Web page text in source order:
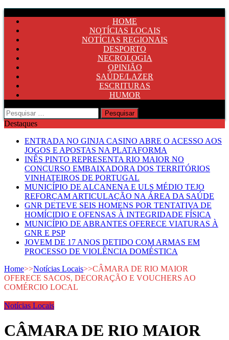
HOME
NOTÍCIAS LOCAIS
NOTÍCIAS REGIONAIS
DESPORTO
NECROLOGIA
OPINIÃO
SAÚDE/LAZER
ESCRITURAS
HUMOR
Pesquisar
por:
Destaques
ENTRADA NO GINJA CASINO ABRE O ACESSO AOS
JOGOS E APOSTAS NA PLATAFORMA
INÊS PINTO REPRESENTA RIO MAIOR NO
CONCURSO EMBAIXADORA DOS TERRITÓRIOS
VINHATEIROS DE PORTUGAL
MUNICÍPIO DE ALCANENA E ULS MÉDIO TEJO
REFORÇAM ARTICULAÇÃO NA ÁREA DA SAÚDE
GNR DETEVE SEIS HOMENS POR TENTATIVA DE
HOMÍCIDIO E OFENSAS À INTEGRIDADE FÍSICA
MUNICÍPIO DE ABRANTES OFERECE VIATURAS À
GNR E PSP
JOVEM DE 17 ANOS DETIDO COM ARMAS EM
PROCESSO DE VIOLÊNCIA DOMÉSTICA
Home>>Notícias Locais>>CÂMARA DE RIO MAIOR
OFERECE SACOS, DECORAÇÃO E VOUCHERS AO
COMÉRCIO LOCAL
Notícias Locais
CÂMARA DE RIO MAIOR